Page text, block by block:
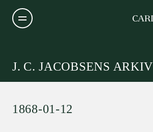
J. C. JACOBSENS ARKIV
1868-01-12